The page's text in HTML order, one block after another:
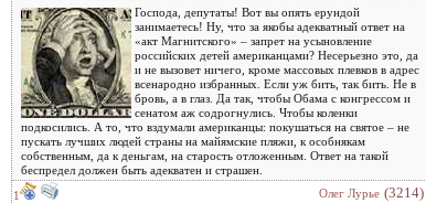
Господа, депутаты! Вот вы опять ерундой
занимаетесь! Ну, что за якобы адекватный ответ на
«акт Магнитского» – запрет на усыновление
российских детей американцами? Несерьезно это, да
и не вызовет ничего, кроме массовых плевков в адрес
всенародно избранных. Если уж бить, так бить. Не в
бровь, а в глаз. Да так, чтобы Обама с конгрессом и
сенатом аж содрогнулись. Чтобы коленки
подкосились. А то, что вздумали американцы: покушаться на святое – не
пускать лучших людей страны на майямские пляжи, к особнякам
собственным, да к деньгам, на старость отложенным. Ответ на такой
беспредел должен быть адекватен и страшен.
1
Олег Лурье (3214)